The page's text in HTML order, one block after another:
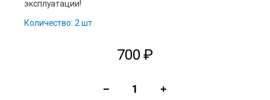
эксплуатации!
Количество: 2 шт
700₽
− +